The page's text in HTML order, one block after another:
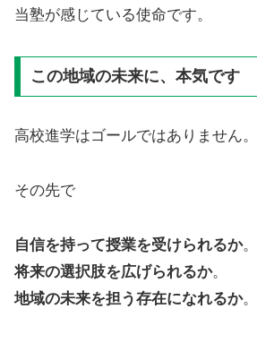
当塾が感じている使命です。
この地域の未来に、本気です
高校進学はゴールではありません。
その先で
自信を持って授業を受けられるか。
将来の選択肢を広げられるか。
地域の未来を担う存在になれるか。